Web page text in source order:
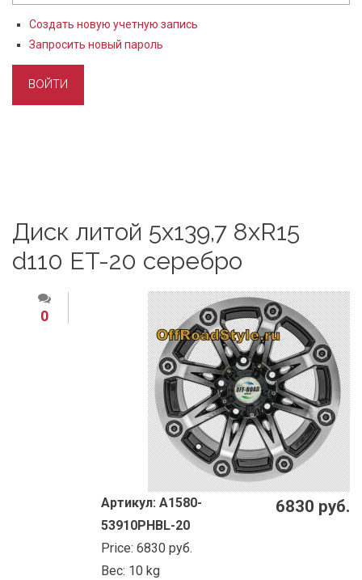
Создать новую учетную запись
Запросить новый пароль
Диск литой 5x139,7 8xR15
d110 ET-20 серебро
0
6830 руб.
Артикул: A1580-
53910PHBL-20
Price: 6830 руб.
Вес: 10 kg